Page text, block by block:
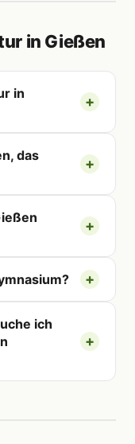
in Gießen
in
das
ich